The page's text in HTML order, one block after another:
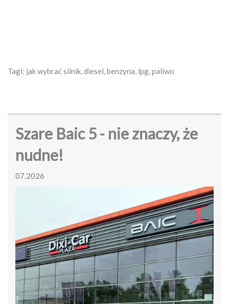
Tagi: jak wybrać silnik, diesel, benzyna, lpg, paliwo
Szare Baic 5 - nie znaczy, że
nudne!
07.2026